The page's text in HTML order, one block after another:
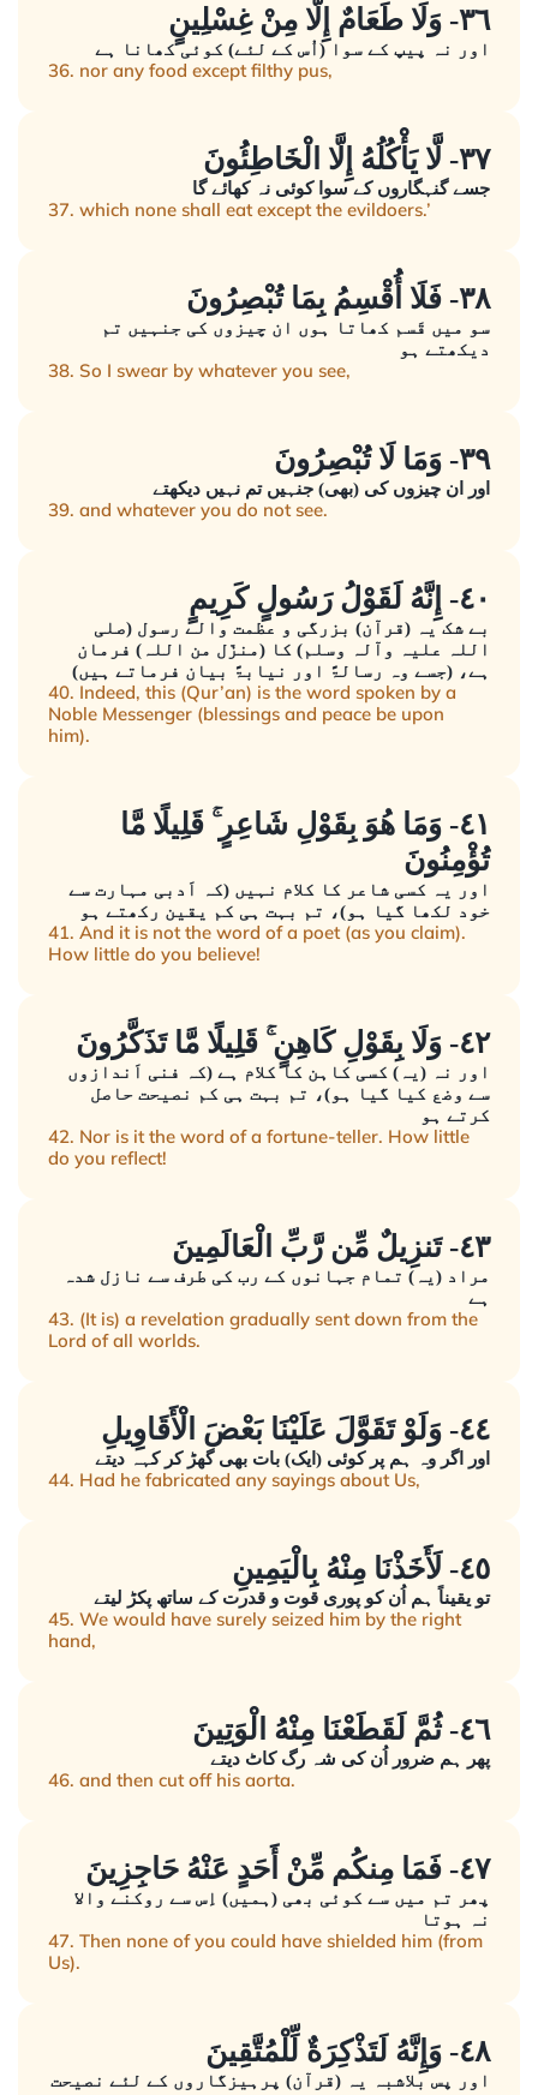
٣٦- وَلَا طَعَامٌ إِلَّا مِنْ غِسْلِينٍ
اور نہ پیپ کے سوا (اُس کے لئے) کوئی کھانا ہے
36. nor any food except filthy pus,
٣٧- لَّا يَأْكُلُهُ إِلَّا الْخَاطِئُونَ
جسے گنہگاروں کے سوا کوئی نہ کھائے گا
37. which none shall eat except the evildoers.’
٣٨- فَلَا أُقْسِمُ بِمَا تُبْصِرُونَ
سو میں قَسم کھاتا ہوں ان چیزوں کی جنہیں تم
دیکھتے ہو
38. So I swear by whatever you see,
٣٩- وَمَا لَا تُبْصِرُونَ
اور ان چیزوں کی (بھی) جنہیں تم نہیں دیکھتے
39. and whatever you do not see.
٤٠- إِنَّهُ لَقَوْلُ رَسُولٍ كَرِيمٍ
بے شک یہ (قرآن) بزرگی و عظمت والے رسول (صلی
اللہ علیہ وآلہ وسلم) کا (منزّل من اللہ) فرمان
ہے، (جسے وہ رسالۃً اور نیابۃً بیان فرماتے ہیں)
40. Indeed, this (Qur’an) is the word spoken by a
Noble Messenger (blessings and peace be upon
him).
٤١- وَمَا هُوَ بِقَوْلِ شَاعِرٍ ۚ قَلِيلًا مَّا
تُؤْمِنُونَ
اور یہ کسی شاعر کا کلام نہیں (کہ اَدبی مہارت سے
خود لکھا گیا ہو)، تم بہت ہی کم یقین رکھتے ہو
41. And it is not the word of a poet (as you claim).
How little do you believe!
٤٢- وَلَا بِقَوْلِ كَاهِنٍ ۚ قَلِيلًا مَّا تَذَكَّرُونَ
اور نہ (یہ) کسی کاہن کا کلام ہے (کہ فنی اَندازوں
سے وضع کیا گیا ہو)، تم بہت ہی کم نصیحت حاصل
کرتے ہو
42. Nor is it the word of a fortune-teller. How little
do you reflect!
٤٣- تَنزِيلٌ مِّن رَّبِّ الْعَالَمِينَ
مراد (یہ) تمام جہانوں کے رب کی طرف سے نازل شدہ
ہے
43. (It is) a revelation gradually sent down from the
Lord of all worlds.
٤٤- وَلَوْ تَقَوَّلَ عَلَيْنَا بَعْضَ الْأَقَاوِيلِ
اور اگر وہ ہم پر کوئی (ایک) بات بھی گھڑ کر کہہ دیتے
44. Had he fabricated any sayings about Us,
٤٥- لَأَخَذْنَا مِنْهُ بِالْيَمِينِ
تو یقیناً ہم اُن کو پوری قوت و قدرت کے ساتھ پکڑ لیتے
45. We would have surely seized him by the right
hand,
٤٦- ثُمَّ لَقَطَعْنَا مِنْهُ الْوَتِينَ
پھر ہم ضرور اُن کی شہ رگ کاٹ دیتے
46. and then cut off his aorta.
٤٧- فَمَا مِنكُم مِّنْ أَحَدٍ عَنْهُ حَاجِزِينَ
پھر تم میں سے کوئی بھی (ہمیں) اِس سے روکنے والا
نہ ہوتا
47. Then none of you could have shielded him (from
Us).
٤٨- وَإِنَّهُ لَتَذْكِرَةٌ لِّلْمُتَّقِينَ
اور پس بلاشبہ یہ (قرآن) پرہیزگاروں کے لئے نصیحت